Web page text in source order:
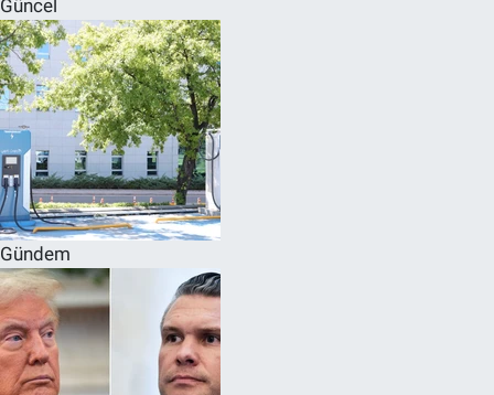
Güncel
Gündem
SPOR
RESMİ İLANLAR